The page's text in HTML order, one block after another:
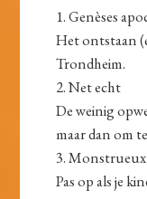
1. Genèses
Het ontstaan
Trondheim.
2. Net echt
De weinig
maar dan om
3.
Pas op als je